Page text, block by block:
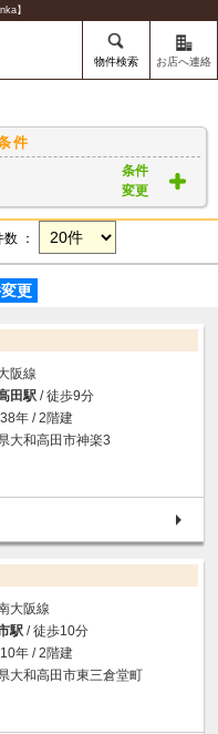
】
物件検索 お店へ連絡
件
条件
変更
：
更
阪線
田駅 / 徒歩9分
年 / 2階建
大和高田市神楽3
大阪線
駅 / 徒歩10分
年 / 2階建
大和高田市東三倉堂町